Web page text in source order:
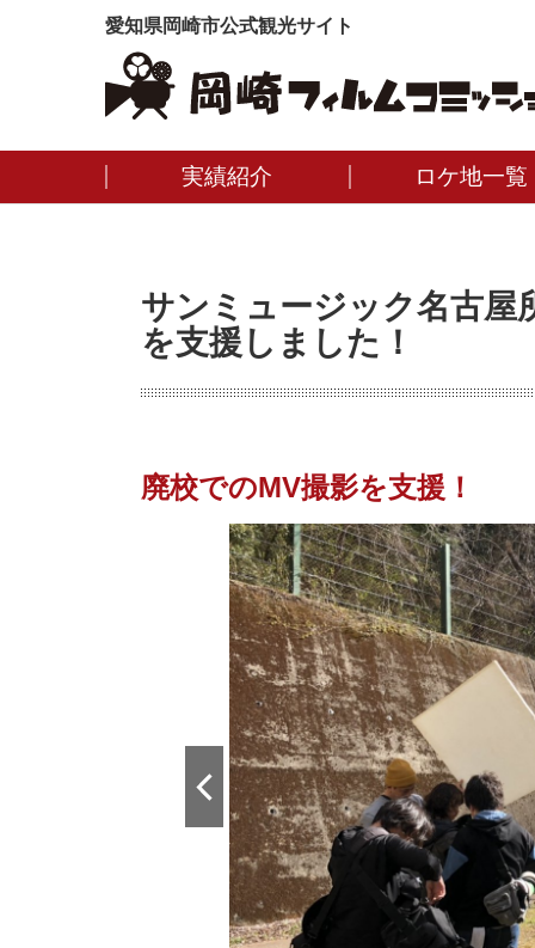
愛知県岡崎市公式観光サイト
実績紹介 ロケ地一覧
サンミュージック名古屋
を支援しました！
廃校でのMV撮影を支援！